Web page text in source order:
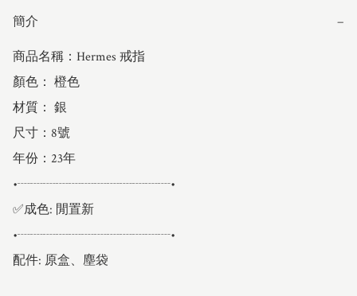
簡介 −
商品名稱：Hermes 戒指
顏色： 橙色
材質： 銀
尺寸：8號
年份：23年
•┈┈┈┈┈┈┈┈┈┈┈┈•
✅成色: 閒置新
•┈┈┈┈┈┈┈┈┈┈┈┈•
配件: 原盒、塵袋